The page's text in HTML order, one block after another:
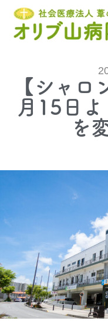
【シャロ
月15日よ
を